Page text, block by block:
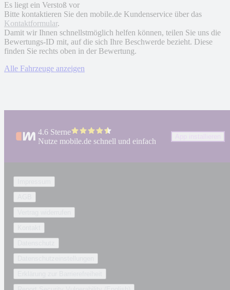
Es liegt ein Verstoß vor
Bitte kontaktieren Sie den mobile.de Kundenservice über das
Kontaktformular.
Damit wir Ihnen schnellstmöglich helfen können, teilen Sie uns die
Bewertungs-ID mit, auf die sich Ihre Beschwerde bezieht. Diese
finden Sie rechts oben in der Bewertung.
Alle Fahrzeuge anzeigen
4.6 Sterne
Nutze mobile.de schnell und einfach